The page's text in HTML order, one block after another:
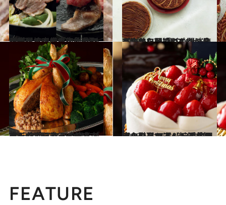
2023.12.8
馬刺し、ジンギスカンセット、焼肉盛り…食通4人が厳選する年末年始に取り寄せるべき「肉」4選
グルメ 2023.12.7
〈今から予約でも間に合う〉美しい「ガレット・デ・ロワ」3選 プロが選び抜いた間違いのない店
グルメ
2023.12.5
ホームパーティにおすすめ！ クリスマスの夜をゴージャスにする ホテルメイドのデリ＆スイーツ
旅＆お出かけ 2023.11.12
【クリスマス＆新年を祝うなら】 スペシャルなホテルのフェアへ！ 季節限定の厳選14選【12月末まで！】
旅＆お出かけ
FEATURE